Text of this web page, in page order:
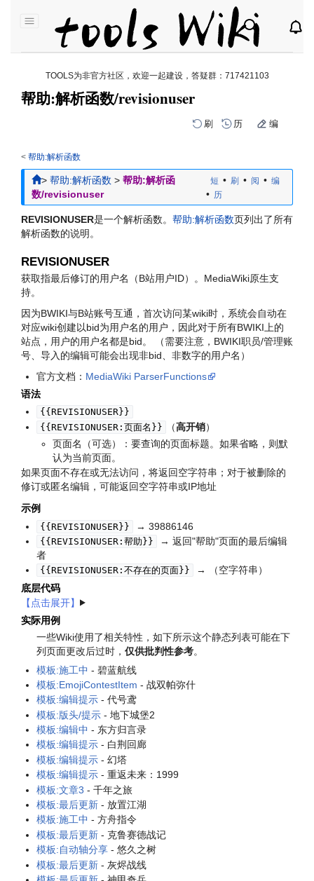
TOOLS为非官方社区，欢迎一起建设，答疑群： 717421103
帮助:解析函数/revisionuser
刷 历 编
< 帮助:解析函数
跳
跳
> 帮助:解析函数 > 帮助:解析函
数/revisionuser
短 • 刷 • 阅 • 编
• 历
REVISIONUSER是一个解析函数。 帮助:解析函数页列出了所有
解析函数的说明。
REVISIONUSER
获取指最后修订的用户名（B站用户ID）。MediaWiki原生支
持。
因为BWIKI与B站账号互通，首次访问某wiki时，系统会自动在
对应wiki创建以bid为用户名的用户，因此对于所有BWIKI上的
站点，用户的用户名都是bid。 （需要注意，BWIKI职员/管理账
号、导入的编辑可能会出现非bid、非数字的用户名）
官方文档： MediaWiki ParserFunctions
语法
{{REVISIONUSER}}
{{REVISIONUSER:页面名}}
（高开销）
页面名（可选）：要查询的页面标题。如果省略，则默
认为当前页面。
如果页面不存在或无法访问，将返回空字符串；对于被删除的
修订或匿名编辑，可能返回空字符串或IP地址
示例
{{REVISIONUSER}} → 39886146
{{REVISIONUSER:帮助}}
→ 返回"帮助"页面的最后编辑
者
{{REVISIONUSER:不存在的页面}}
→ （空字符串）
底层代码
实际用例
一些Wiki使用了相关特性，如下所示这个静态列表可能在下
列页面更改后过时 ，仅供批判性参考。
模板:施工中 - 碧蓝航线
模板:EmojiContestItem - 战双帕弥什
模板:编辑提示 - 代号鸢
模板:版头/提示 - 地下城堡2
模板:编辑中 - 东方归言录
模板:编辑提示 - 白荆回廊
模板:编辑提示 - 幻塔
模板:编辑提示 - 重返未来：1999
模板:文章3 - 千年之旅
模板:最后更新 - 放置江湖
模板:施工中 - 方舟指令
模板:最后更新 - 克鲁赛德战记
模板:自动轴分享 - 悠久之树
模板:最后更新 - 灰烬战线